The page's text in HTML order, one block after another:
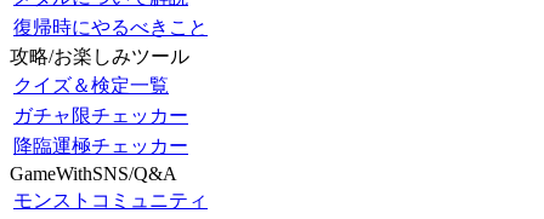
復帰時にやるべきこと
攻略/お楽しみツール
クイズ＆検定一覧
ガチャ限チェッカー
降臨運極チェッカー
GameWithSNS/Q&A
モンストコミュニティ